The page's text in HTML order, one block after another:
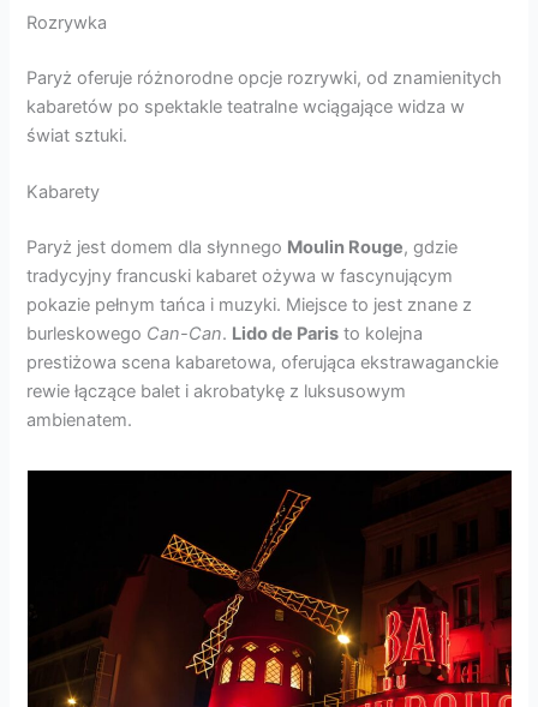
Rozrywka
Paryż oferuje różnorodne opcje rozrywki, od znamienitych
kabaretów po spektakle teatralne wciągające widza w
świat sztuki.
Kabarety
Paryż jest domem dla słynnego Moulin Rouge, gdzie
tradycyjny francuski kabaret ożywa w fascynującym
pokazie pełnym tańca i muzyki. Miejsce to jest znane z
burleskowego Can-Can. Lido de Paris to kolejna
prestiżowa scena kabaretowa, oferująca ekstrawaganckie
rewie łączące balet i akrobatykę z luksusowym
ambienatem.